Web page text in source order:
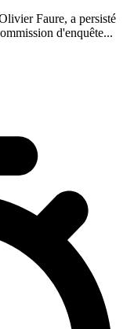
Faure, a persisté
d'enquête...